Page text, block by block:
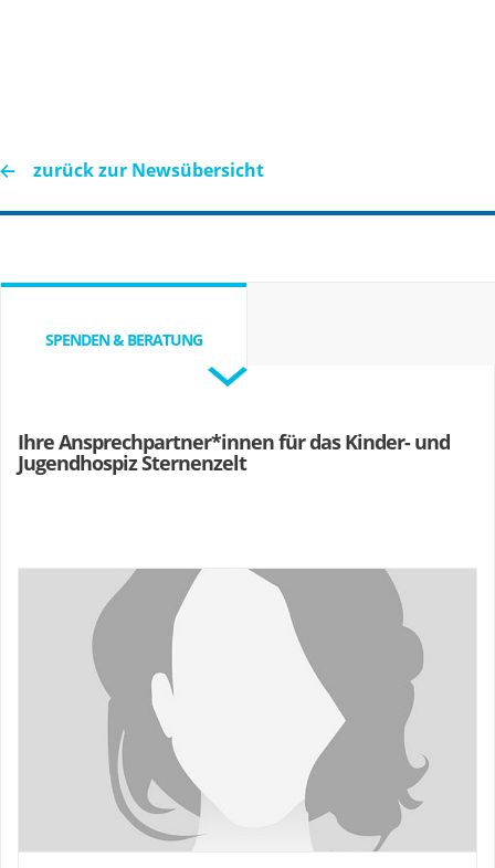
zurück zur Newsübersicht
SPENDEN & BERATUNG
Ihre Ansprechpartner*innen für das Kinder- und
Jugendhospiz Sternenzelt